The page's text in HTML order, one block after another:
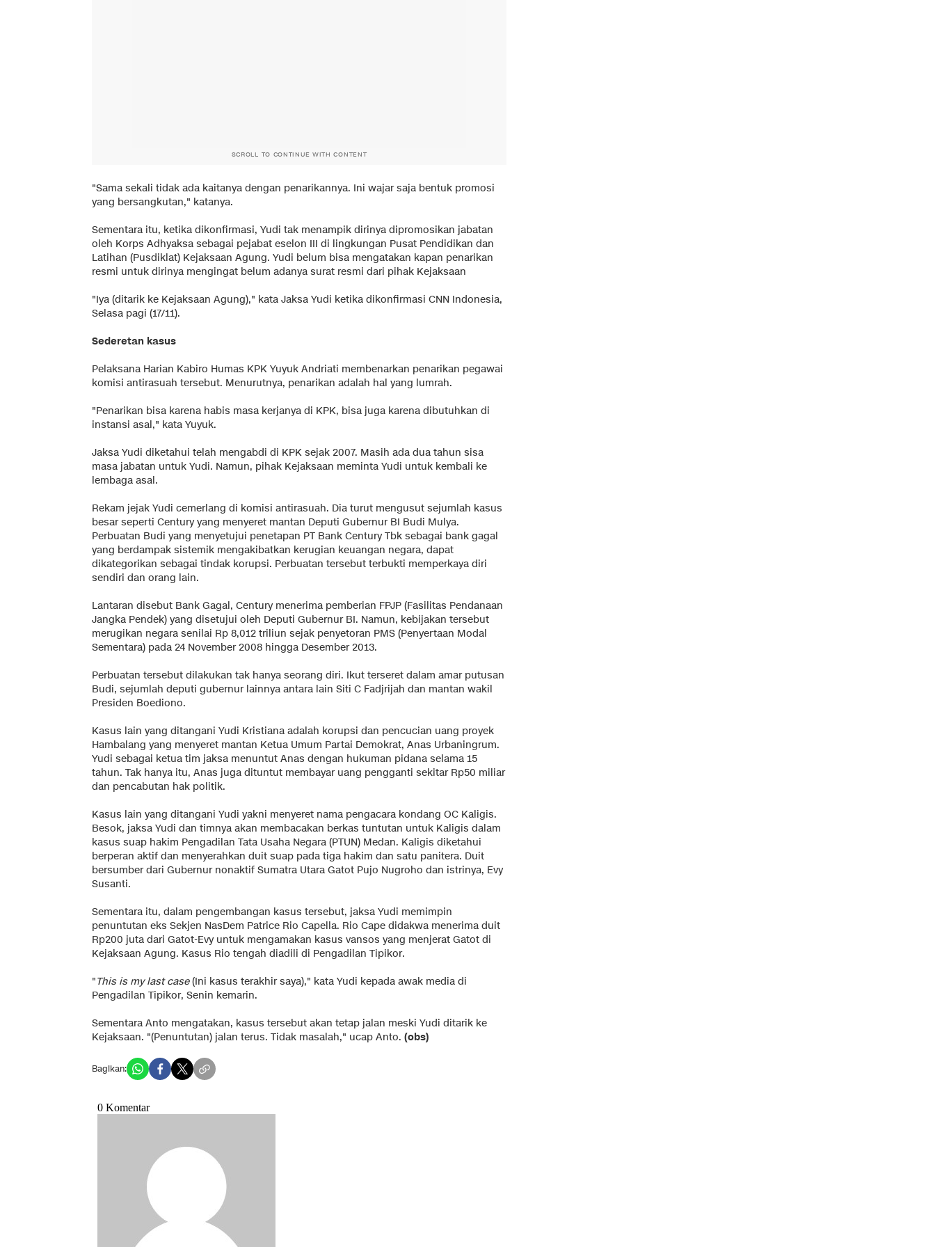
SCROLL TO CONTINUE WITH CONTENT
"Sama sekali tidak ada kaitanya dengan penarikannya. Ini wajar saja bentuk promosi
yang bersangkutan," katanya.
Sementara itu, ketika dikonfirmasi, Yudi tak menampik dirinya dipromosikan jabatan
oleh Korps Adhyaksa sebagai pejabat eselon III di lingkungan Pusat Pendidikan dan
Latihan (Pusdiklat) Kejaksaan Agung. Yudi belum bisa mengatakan kapan penarikan
resmi untuk dirinya mengingat belum adanya surat resmi dari pihak Kejaksaan
"Iya (ditarik ke Kejaksaan Agung)," kata Jaksa Yudi ketika dikonfirmasi CNN Indonesia,
Selasa pagi (17/11).
Sederetan kasus
Pelaksana Harian Kabiro Humas KPK Yuyuk Andriati membenarkan penarikan pegawai
komisi antirasuah tersebut. Menurutnya, penarikan adalah hal yang lumrah.
"Penarikan bisa karena habis masa kerjanya di KPK, bisa juga karena dibutuhkan di
instansi asal," kata Yuyuk.
Jaksa Yudi diketahui telah mengabdi di KPK sejak 2007. Masih ada dua tahun sisa
masa jabatan untuk Yudi. Namun, pihak Kejaksaan meminta Yudi untuk kembali ke
lembaga asal.
Rekam jejak Yudi cemerlang di komisi antirasuah. Dia turut mengusut sejumlah kasus
besar seperti Century yang menyeret mantan Deputi Gubernur BI Budi Mulya.
Perbuatan Budi yang menyetujui penetapan PT Bank Century Tbk sebagai bank gagal
yang berdampak sistemik mengakibatkan kerugian keuangan negara, dapat
dikategorikan sebagai tindak korupsi. Perbuatan tersebut terbukti memperkaya diri
sendiri dan orang lain.
Lantaran disebut Bank Gagal, Century menerima pemberian FPJP (Fasilitas Pendanaan
Jangka Pendek) yang disetujui oleh Deputi Gubernur BI. Namun, kebijakan tersebut
merugikan negara senilai Rp 8,012 triliun sejak penyetoran PMS (Penyertaan Modal
Sementara) pada 24 November 2008 hingga Desember 2013.
Perbuatan tersebut dilakukan tak hanya seorang diri. Ikut terseret dalam amar putusan
Budi, sejumlah deputi gubernur lainnya antara lain Siti C Fadjrijah dan mantan wakil
Presiden Boediono.
Kasus lain yang ditangani Yudi Kristiana adalah korupsi dan pencucian uang proyek
Hambalang yang menyeret mantan Ketua Umum Partai Demokrat, Anas Urbaningrum.
Yudi sebagai ketua tim jaksa menuntut Anas dengan hukuman pidana selama 15
tahun. Tak hanya itu, Anas juga dituntut membayar uang pengganti sekitar Rp50 miliar
dan pencabutan hak politik.
Kasus lain yang ditangani Yudi yakni menyeret nama pengacara kondang OC Kaligis.
Besok, jaksa Yudi dan timnya akan membacakan berkas tuntutan untuk Kaligis dalam
kasus suap hakim Pengadilan Tata Usaha Negara (PTUN) Medan. Kaligis diketahui
berperan aktif dan menyerahkan duit suap pada tiga hakim dan satu panitera. Duit
bersumber dari Gubernur nonaktif Sumatra Utara Gatot Pujo Nugroho dan istrinya, Evy
Susanti.
Sementara itu, dalam pengembangan kasus tersebut, jaksa Yudi memimpin
penuntutan eks Sekjen NasDem Patrice Rio Capella. Rio Cape didakwa menerima duit
Rp200 juta dari Gatot-Evy untuk mengamakan kasus vansos yang menjerat Gatot di
Kejaksaan Agung. Kasus Rio tengah diadili di Pengadilan Tipikor.
"This is my last case(Ini kasus terakhir saya)," kata Yudi kepada awak media di
Pengadilan Tipikor, Senin kemarin.
Sementara Anto mengatakan, kasus tersebut akan tetap jalan meski Yudi ditarik ke
Kejaksaan. "(Penuntutan) jalan terus. Tidak masalah," ucap Anto. (obs)
Bagikan: